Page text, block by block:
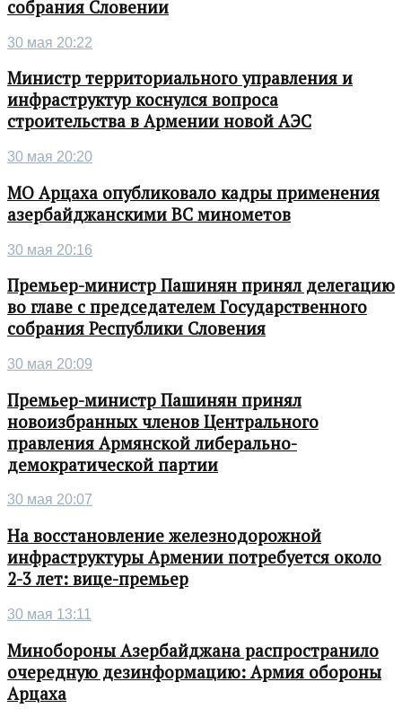
собрания Словении
30 мая 20:22
Министр территориального управления и
инфраструктур коснулся вопроса
строительства в Армении новой АЭС
30 мая 20:20
МО Арцаха опубликовало кадры применения
азербайджанскими ВС минометов
30 мая 20:16
Премьер-министр Пашинян принял делегацию
во главе с председателем Государственного
собрания Республики Словения
30 мая 20:09
Премьер-министр Пашинян принял
новоизбранных членов Центрального
правления Армянской либерально-
демократической партии
30 мая 20:07
На восстановление железнодорожной
инфраструктуры Армении потребуется около
2-3 лет: вице-премьер
30 мая 13:11
Минобороны Азербайджана распространило
очередную дезинформацию: Армия обороны
Арцаха